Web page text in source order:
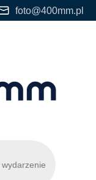
foto@400mm.pl